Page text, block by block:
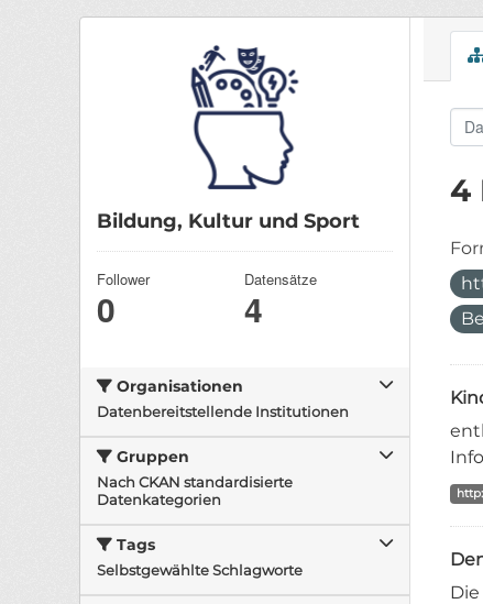
Bildung, Kultur und Sport
Follower
0
Datensätze
4
Organisationen
Datenbereitstellende Institutionen
Gruppen
Nach CKAN standardisierte
Datenkategorien
Tags
Selbstgewählte Schlagworte
4